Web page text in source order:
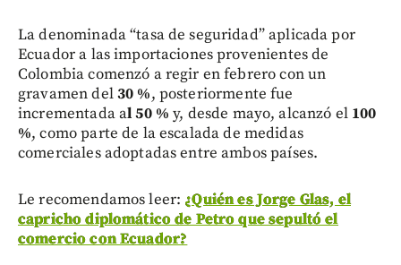
La denominada “tasa de seguridad” aplicada por
Ecuador a las importaciones provenientes de
Colombia comenzó a regir en febrero con un
gravamen del30 %, posteriormente fue
incrementada al 50 % y, desde mayo, alcanzó el100
%, como parte de la escalada de medidas
comerciales adoptadas entre ambos países.
Le recomendamos leer: ¿Quién es Jorge Glas, el
capricho diplomático de Petro que sepultó el
comercio con Ecuador?